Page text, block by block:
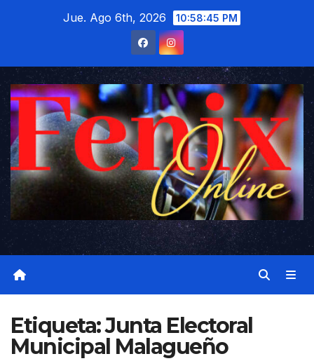
Jue. Ago 6th, 2026 10:58:46 PM
Etiqueta:Junta Electoral
Municipal Malagueño